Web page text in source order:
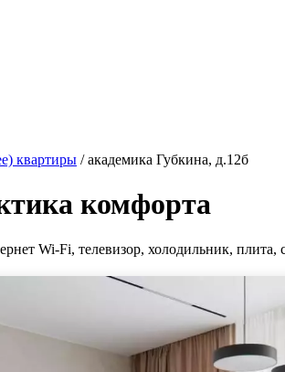
квартиры /академика Губкина, д.12б
комфорта
Wi-Fi, телевизор, холодильник, плита,